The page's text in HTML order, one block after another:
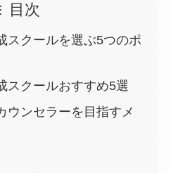
目次
スクールを選ぶ5つのポ
スクールおすすめ5選
ウンセラーを目指すメ